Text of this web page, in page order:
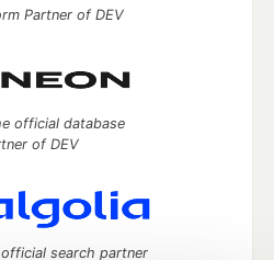
Partner of DEV
official database
of DEV
search partner